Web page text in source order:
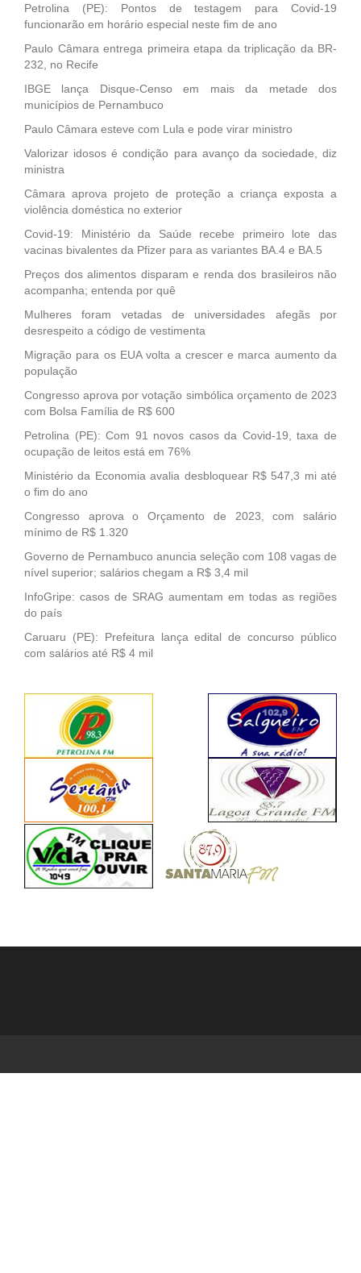
Petrolina (PE): Pontos de testagem para Covid-19
funcionarão em horário especial neste fim de ano
Paulo Câmara entrega primeira etapa da triplicação da BR-
232, no Recife
IBGE lança Disque-Censo em mais da metade dos
municípios de Pernambuco
Paulo Câmara esteve com Lula e pode virar ministro
Valorizar idosos é condição para avanço da sociedade, diz
ministra
Câmara aprova projeto de proteção a criança exposta a
violência doméstica no exterior
Covid-19: Ministério da Saúde recebe primeiro lote das
vacinas bivalentes da Pfizer para as variantes BA.4 e BA.5
Preços dos alimentos disparam e renda dos brasileiros não
acompanha; entenda por quê
Mulheres foram vetadas de universidades afegãs por
desrespeito a código de vestimenta
Migração para os EUA volta a crescer e marca aumento da
população
Congresso aprova por votação simbólica orçamento de 2023
com Bolsa Família de R$ 600
Petrolina (PE): Com 91 novos casos da Covid-19, taxa de
ocupação de leitos está em 76%
Ministério da Economia avalia desbloquear R$ 547,3 mi até
o fim do ano
Congresso aprova o Orçamento de 2023, com salário
mínimo de R$ 1.320
Governo de Pernambuco anuncia seleção com 108 vagas de
nível superior; salários chegam a R$ 3,4 mil
InfoGripe: casos de SRAG aumentam em todas as regiões
do país
Caruaru (PE): Prefeitura lança edital de concurso público
com salários até R$ 4 mil